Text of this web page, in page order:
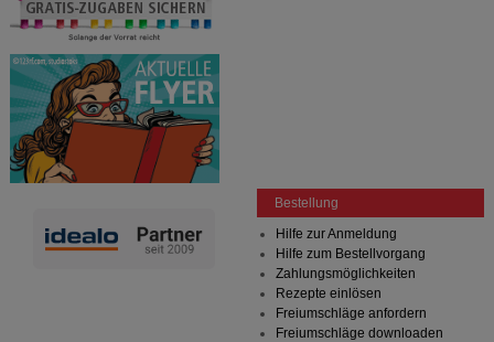
Bestellung
Hilfe zur Anmeldung
Hilfe zum Bestellvorgang
Zahlungsmöglichkeiten
Rezepte einlösen
Freiumschläge anfordern
Freiumschläge downloaden